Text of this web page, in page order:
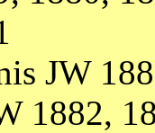
JW
1882,